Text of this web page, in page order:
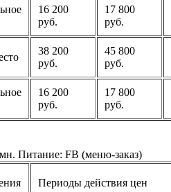
16 200
руб.
17 800
руб.
38 200
руб.
45 800
руб.
16 200
руб.
17 800
руб.
Питание: FB (меню-заказ)
Периоды действия цен